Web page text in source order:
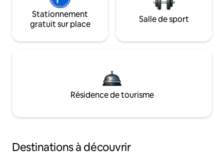
Stationnement
gratuit sur place
Salle de sport
Résidence de tourisme
Destinations à découvrir